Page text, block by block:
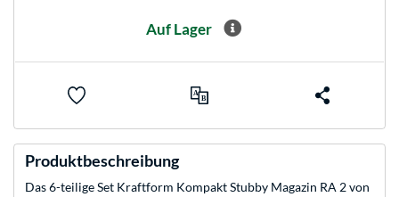
Auf Lager
Produktbeschreibung
Das 6-teilige Set Kraftform Kompakt Stubby Magazin RA 2 von